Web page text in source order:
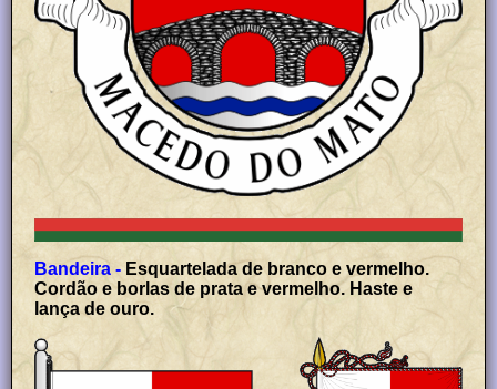
Bandeira - Esquartelada de branco e vermelho.
Cordão e borlas de prata e vermelho. Haste e
lança de ouro.